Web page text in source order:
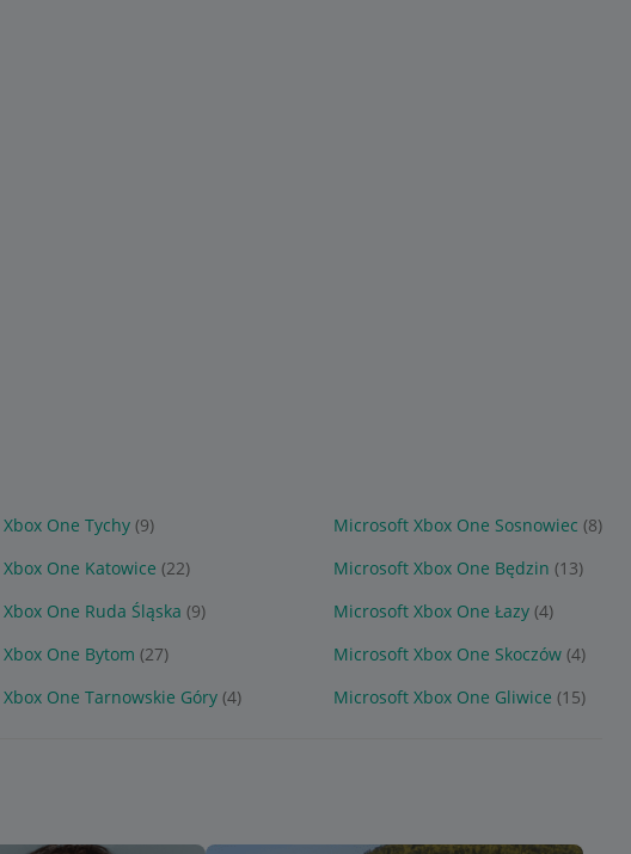
One Tychy (9) Microsoft Xbox One Sosnowiec (8)
One Katowice (22) Microsoft Xbox One Będzin (13)
One Ruda Śląska (9) Microsoft Xbox One Łazy (4)
One Bytom (27) Microsoft Xbox One Skoczów (4)
One Tarnowskie Góry (4) Microsoft Xbox One Gliwice (15)